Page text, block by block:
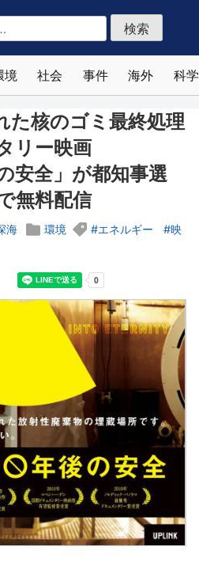
境 社会 事件 海外 科学
た核のゴミ最終処理
リー映画
安全」が都知事選
無料配信
海 環境 エネルギー
映